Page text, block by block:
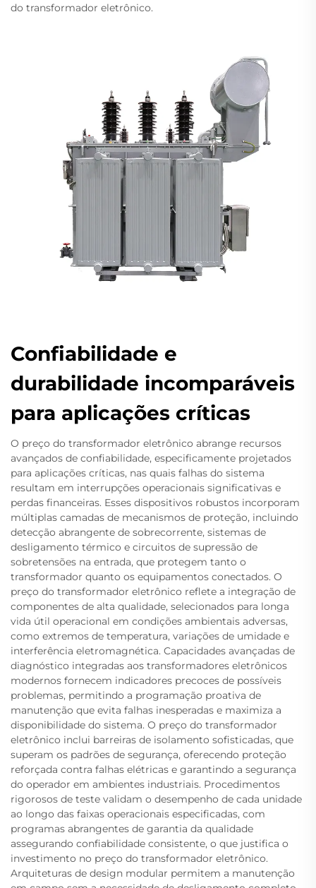
do transformador eletrônico.
Confiabilidade e
durabilidade incomparáveis
para aplicações críticas
O preço do transformador eletrônico abrange recursos
avançados de confiabilidade, especificamente projetados
para aplicações críticas, nas quais falhas do sistema
resultam em interrupções operacionais significativas e
perdas financeiras. Esses dispositivos robustos incorporam
múltiplas camadas de mecanismos de proteção, incluindo
detecção abrangente de sobrecorrente, sistemas de
desligamento térmico e circuitos de supressão de
sobretensões na entrada, que protegem tanto o
transformador quanto os equipamentos conectados. O
preço do transformador eletrônico reflete a integração de
componentes de alta qualidade, selecionados para longa
vida útil operacional em condições ambientais adversas,
como extremos de temperatura, variações de umidade e
interferência eletromagnética. Capacidades avançadas de
diagnóstico integradas aos transformadores eletrônicos
modernos fornecem indicadores precoces de possíveis
problemas, permitindo a programação proativa de
manutenção que evita falhas inesperadas e maximiza a
disponibilidade do sistema. O preço do transformador
eletrônico inclui barreiras de isolamento sofisticadas, que
superam os padrões de segurança, oferecendo proteção
reforçada contra falhas elétricas e garantindo a segurança
do operador em ambientes industriais. Procedimentos
rigorosos de teste validam o desempenho de cada unidade
ao longo das faixas operacionais especificadas, com
programas abrangentes de garantia da qualidade
assegurando confiabilidade consistente, o que justifica o
investimento no preço do transformador eletrônico.
Arquiteturas de design modular permitem a manutenção